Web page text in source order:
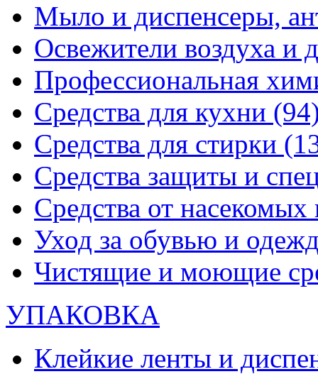
Мыло и диспенсеры,
Освежители воздуха и
Профессиональная
Средства для кухни
Средства для стирки
Средства защиты и
Средства от
Уход за обувью и
Чистящие и моющие
УПАКОВКА
Клейкие ленты и